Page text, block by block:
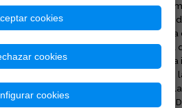
condicionamiento por medio del
que se manifiesta”, o sea, la
el poder a través del cual el Señor
correspondencia en Occidente con el
tenemos en cuenta que ese símbolo y
vivir interiormente la comprensión
próximo al Sumo Hacedor revelado, y
la palabra “OM” es el símbolo
cookies
cookies
cookies